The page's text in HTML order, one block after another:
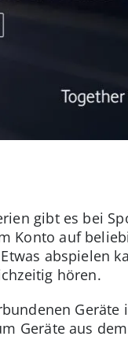
gibt es bei
Konto auf
abspielen
hören.
Geräte
Geräte aus